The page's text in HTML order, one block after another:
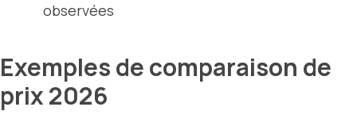
observées
Exemples de comparaison de
prix 2026